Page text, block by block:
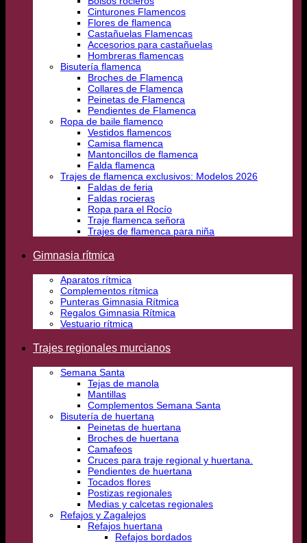
Cinturones Flamencos
Flores de flamenca
Castañuelas Flamencas
Accesorios para castañuelas
Hombreras flamencas
Bisutería flamenca
Broches de Flamenca
Collares de Flamenca
Peinetas de Flamenca
Pendientes de Flamenca
Ropa de baile flamenco
Vestidos flamencos
Camisa flamenca
Mantoncillos de flamenca
Falda flamenca
Trajes de flamenca exclusivos: Modelos 2026
Faldas de feria
Faldas rocieras
Ropa para el Rocío
Traje flamenca señora
Trajes de flamenca para niña
Gimnasia rítmica
Aparatos rítmica
Complementos rítmica
Punteras Gimnasia Rítmica
Regalos Gimnasia Rítmica
Vestuario rítmica
Trajes regionales murcianos
Semana Santa
Tejas de manola
Mantillas
Complementos Semana Santa
Bisutería de huertana
Peinetas de huertana
Broches de huertana
Camafeos
Cruces para traje regional y huertana.
Pendientes de huertana
Tocados flores
Postizas regionales
Medias y calcetas regionales
Refajos y Zagalejos
Refajos huertana
Refajos bordados